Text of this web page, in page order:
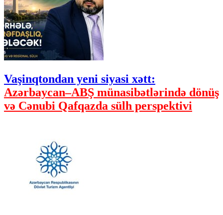
Vaşinqtondan yeni siyasi xətt:
Azərbaycan–ABŞ münasibətlərində dönüş
və Cənubi Qafqazda sülh perspektivi